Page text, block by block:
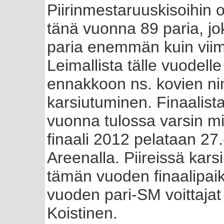
Piirinmestaruuskisoihin
tänä vuonna 89 paria,
paria enemmän kuin
Leimallista tälle
ennakkoon ns. kovien
karsiutuminen.
vuonna tulossa varsin
finaali 2012 pelataan
Areenalla. Piireissä
tämän vuoden
vuoden pari-SM
Koistinen.